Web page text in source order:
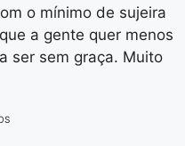
o mínimo de sujeira
a gente quer menos
ser sem graça. Muito